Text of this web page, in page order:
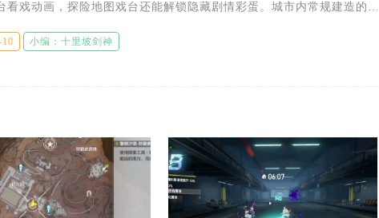
看戏动画，探险地图戏台还能解锁隐藏剧情彩蛋。城市内常规建造的戏
建筑，仅能提升城镇繁荣度，没有实体登台路径，缩放地图、拖动视角
小编：十里坡剑神